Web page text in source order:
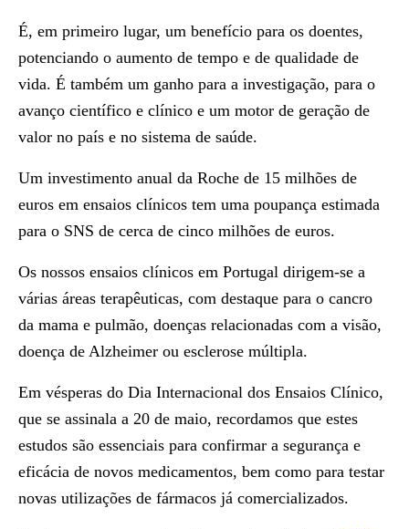
É, em primeiro lugar, um benefício para os doentes,
potenciando o aumento de tempo e de qualidade de
vida. É também um ganho para a investigação, para o
avanço científico e clínico e um motor de geração de
valor no país e no sistema de saúde.
Um investimento anual da Roche de 15 milhões de
euros em ensaios clínicos tem uma poupança estimada
para o SNS de cerca de cinco milhões de euros.
Os nossos ensaios clínicos em Portugal dirigem-se a
várias áreas terapêuticas, com destaque para o cancro
da mama e pulmão, doenças relacionadas com a visão,
doença de Alzheimer ou esclerose múltipla.
Em vésperas do Dia Internacional dos Ensaios Clínico,
que se assinala a 20 de maio, recordamos que estes
estudos são essenciais para confirmar a segurança e
eficácia de novos medicamentos, bem como para testar
novas utilizações de fármacos já comercializados.